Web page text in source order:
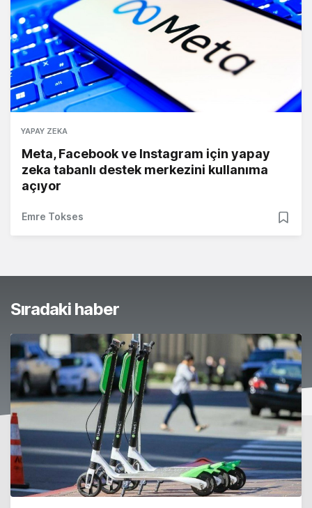
YAPAY ZEKA
Meta, Facebook ve Instagram için yapay
zeka tabanlı destek merkezini kullanıma
açıyor
Emre Tokses
Sıradaki haber